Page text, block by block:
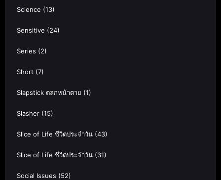
Science (13)
Sensitive (24)
Series (2)
Short (7)
Slapstick ตลกหน้าตาย (1)
Slasher (15)
Slice of Life ชีวิตประจำวัน (43)
Slice of Life ชีวิตประจำวัน (31)
Social Issues (52)